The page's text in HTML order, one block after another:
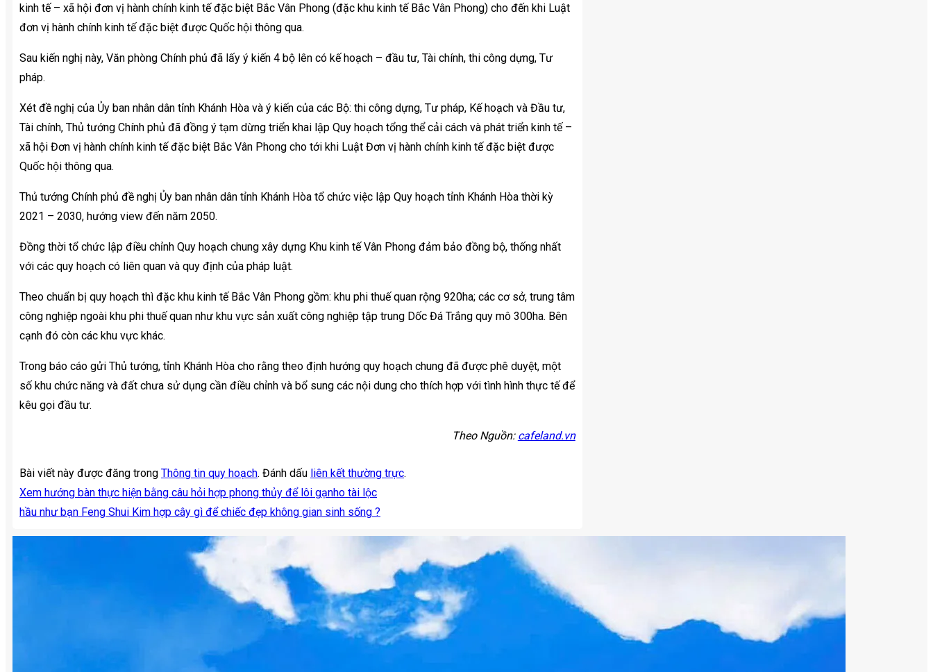
kinh tế – xã hội đơn vị hành chính kinh tế đặc biệt Bắc Vân Phong (đặc khu kinh tế Bắc Vân Phong) cho đến khi Luật
đơn vị hành chính kinh tế đặc biệt được Quốc hội thông qua.
Sau kiến nghị này, Văn phòng Chính phủ đã lấy ý kiến 4 bộ lên có kế hoạch – đầu tư, Tài chính, thi công dựng, Tư
pháp.
Xét đề nghị của Ủy ban nhân dân tỉnh Khánh Hòa và ý kiến của các Bộ: thi công dựng, Tư pháp, Kế hoạch và Đầu tư,
Tài chính, Thủ tướng Chính phủ đã đồng ý tạm dừng triển khai lập Quy hoạch tổng thể cải cách và phát triển kinh tế –
xã hội Đơn vị hành chính kinh tế đặc biệt Bắc Vân Phong cho tới khi Luật Đơn vị hành chính kinh tế đặc biệt được
Quốc hội thông qua.
Thủ tướng Chính phủ đề nghị Ủy ban nhân dân tỉnh Khánh Hòa tổ chức việc lập Quy hoạch tỉnh Khánh Hòa thời kỳ
2021 – 2030, hướng view đến năm 2050.
Đồng thời tổ chức lập điều chỉnh Quy hoạch chung xây dựng Khu kinh tế Vân Phong đảm bảo đồng bộ, thống nhất
với các quy hoạch có liên quan và quy định của pháp luật.
Theo chuẩn bị quy hoạch thì đặc khu kinh tế Bắc Vân Phong gồm: khu phi thuế quan rộng 920ha; các cơ sở, trung tâm
công nghiệp ngoài khu phi thuế quan như khu vực sản xuất công nghiệp tập trung Dốc Đá Trắng quy mô 300ha. Bên
cạnh đó còn các khu vực khác.
Trong báo cáo gửi Thủ tướng, tỉnh Khánh Hòa cho rằng theo định hướng quy hoạch chung đã được phê duyệt, một
số khu chức năng và đất chưa sử dụng cần điều chỉnh và bổ sung các nội dung cho thích hợp với tình hình thực tế để
kêu gọi đầu tư.
Theo Nguồn: cafeland.vn
Bài viết này được đăng trong Thông tin quy hoạch. Đánh dấu liên kết thường trực.
Xem hướng bàn thực hiện bằng câu hỏi hợp phong thủy để lôi gạnho tài lộc
hầu như bạn Feng Shui Kim hợp cây gì để chiếc đẹp không gian sinh sống ?